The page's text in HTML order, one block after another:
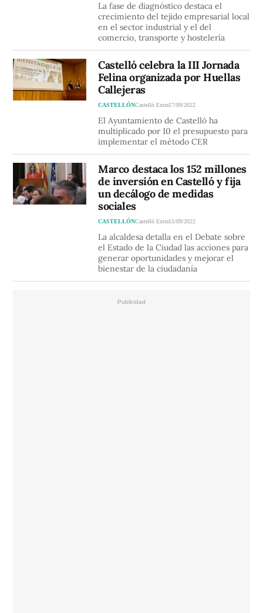
La fase de diagnóstico destaca el
crecimiento del tejido empresarial local
en el sector industrial y el del
comercio, transporte y hostelería
Castelló celebra la III Jornada
Felina organizada por Huellas
Callejeras
CASTELLÓNCastelló Extra17/09/2022
El Ayuntamiento de Castelló ha
multiplicado por 10 el presupuesto para
implementar el método CER
Marco destaca los 152 millones
de inversión en Castelló y fija
un decálogo de medidas
sociales
CASTELLÓNCastelló Extra15/09/2022
La alcaldesa detalla en el Debate sobre
el Estado de la Ciudad las acciones para
generar oportunidades y mejorar el
bienestar de la ciudadanía